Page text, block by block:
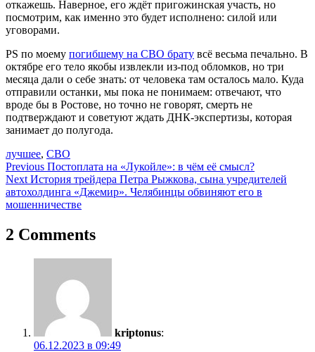
откажешь. Наверное, его ждёт пригожинская участь, но
посмотрим, как именно это будет исполнено: силой или
уговорами.
PS по моему погибшему на СВО брату всё весьма печально. В
октябре его тело якобы извлекли из-под обломков, но три
месяца дали о себе знать: от человека там осталось мало. Куда
отправили останки, мы пока не понимаем: отвечают, что
вроде бы в Ростове, но точно не говорят, смерть не
подтверждают и советуют ждать ДНК-экспертизы, которая
занимает до полугода.
лучшее, СВО
Навигация
по
записям
Previous Постоплата на «Лукойле»: в чём её смысл?
Next История трейдера Петра Рыжкова, сына учредителей
автохолдинга «Джемир». Челябинцы обвиняют его в
мошенничестве
2 Comments
kriptonus:
06.12.2023 в 09:49